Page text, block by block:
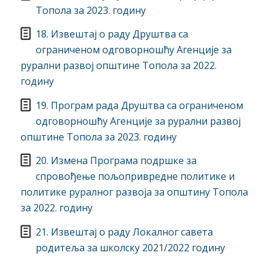
Топола за 2023. годину
18. Извештај о раду Друштва са
ограниченом одговорношћу Агенције за
рурални развој општине Топола за 2022.
годину
19. Програм рада Друштва са ограниченом
одговорношћу Агенције за рурални развој
општине Топола за 2023. годину
20. Измена Програма подршке за
спровођење пољопривредне политике и
политике руралног развоја за општину Топола
за 2022. годину
21. Извештај о раду Локалног савета
родитеља за школску 2021/2022 годину